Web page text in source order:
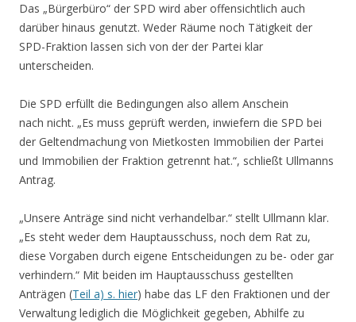
Das „Bürgerbüro“ der SPD wird aber offensichtlich auch
darüber hinaus genutzt. Weder Räume noch Tätigkeit der
SPD-Fraktion lassen sich von der der Partei klar
unterscheiden.
Die SPD erfüllt die Bedingungen also allem Anschein
nach nicht. „Es muss geprüft werden, inwiefern die SPD bei
der Geltendmachung von Mietkosten Immobilien der Partei
und Immobilien der Fraktion getrennt hat.“, schließt Ullmanns
Antrag.
„Unsere Anträge sind nicht verhandelbar.“ stellt Ullmann klar.
„Es steht weder dem Hauptausschuss, noch dem Rat zu,
diese Vorgaben durch eigene Entscheidungen zu be- oder gar
verhindern.“ Mit beiden im Hauptausschuss gestellten
Anträgen (Teil a) s. hier) habe das LF den Fraktionen und der
Verwaltung lediglich die Möglichkeit gegeben, Abhilfe zu